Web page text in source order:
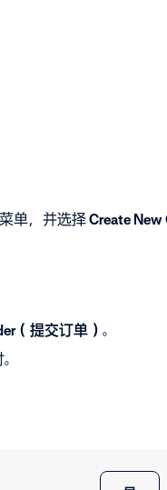
菜单，并选择Create
（提交订单） 。